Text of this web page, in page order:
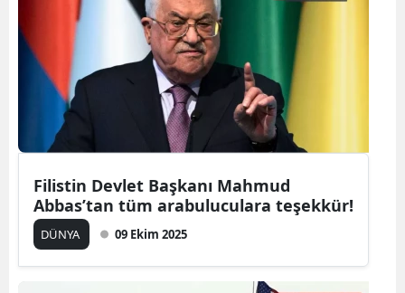
Filistin Devlet Başkanı Mahmud
Abbas’tan tüm arabuluculara teşekkür!
DÜNYA 09 Ekim 2025